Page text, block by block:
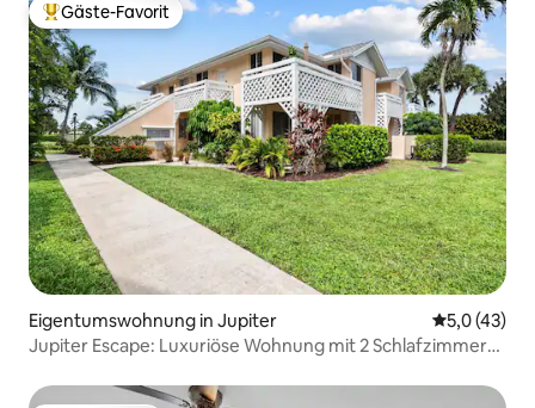
Beliebter Gäste-Favorit.
Gäste-Favorit
Eigentumswohnung in Jupiter
5,0 (43)
Jupiter Escape: Luxuriöse Wohnung mit 2 Schlafzimmern